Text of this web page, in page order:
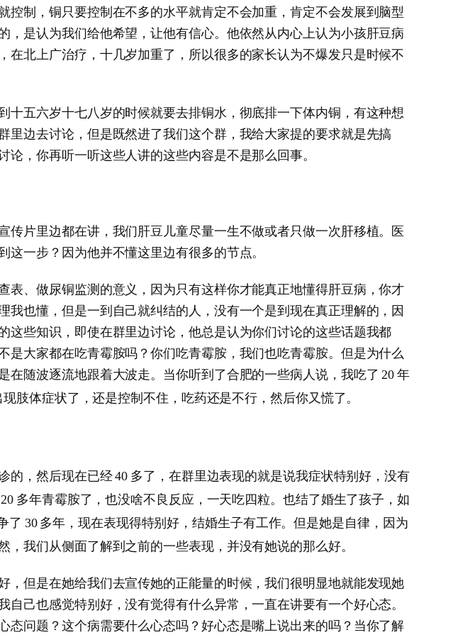
制，铜只要控制在不多的水平就肯定不会加重，肯定不会发展到脑型
是认为我们给他希望，让他有信心。他依然从内心上认为小孩肝豆病
北上广治疗，十几岁加重了，所以很多的家长认为不爆发只是时候不
五六岁十七八岁的时候就要去排铜水，彻底排一下体内铜，有这种想
边去讨论，但是既然进了我们这个群，我给大家提的要求就是先搞
，你再听一听这些人讲的这些内容是不是那么回事。
片里边都在讲，我们肝豆儿童尽量一生不做或者只做一次肝移植。医
一步？因为他并不懂这里边有很多的节点。
、做尿铜监测的意义，因为只有这样你才能真正地懂得肝豆病，你才
也懂，但是一到自己就纠结的人，没有一个是到现在真正理解的，因
些知识，即使在群里边讨论，他总是认为你们讨论的这些话题我都
大家都在吃青霉胺吗？你们吃青霉胺，我们也吃青霉胺。但是为什么
随波逐流地跟着大波走。当你听到了合肥的一些病人说，我吃了 20 年
肢体症状了，还是控制不住，吃药还是不行，然后你又慌了。
的，然后现在已经40 多了，在群里边表现的就是说我症状特别好，没有
20 多年青霉胺了，也没啥不良反应，一天吃四粒。也结了婚生了孩子，如
了 30 多年，现在表现得特别好，结婚生子有工作。但是她是自律，因为
我们从侧面了解到之前的一些表现，并没有她说的那么好。
但是在她给我们去宣传她的正能量的时候，我们很明显地就能发现她
己也感觉特别好，没有觉得有什么异常，一直在讲要有一个好心态。
问题？这个病需要什么心态吗？好心态是嘴上说出来的吗？当你了解